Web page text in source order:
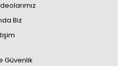
Biz
Güvenlik